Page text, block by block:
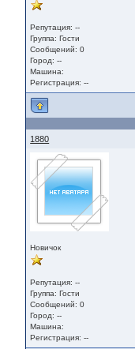
Репутация: --
Группа:Гости
Сообщений: 0
Город: --
Машина:
Регистрация: --
1880
Новичок
Репутация: --
Группа:Гости
Сообщений: 0
Город: --
Машина:
Регистрация: --